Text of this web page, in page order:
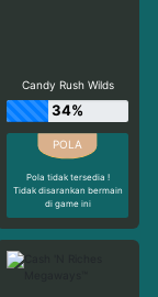
Candy Rush Wilds
34%
Pola tidak tersedia !
Tidak disarankan bermain
di game ini